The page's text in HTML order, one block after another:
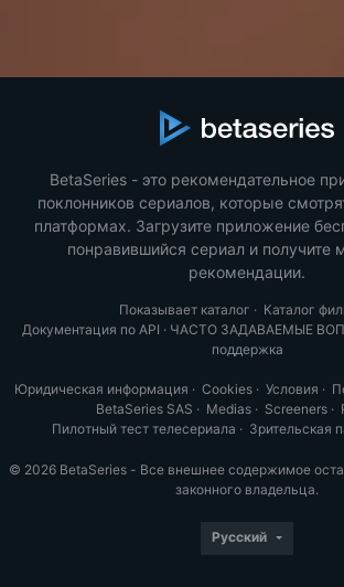
BetaSeries - это рекомендательное
поклонников сериалов, которые
платформах. Загрузите приложение
понравившийся сериал и получите
рекомендации.
Показывает каталог · Каталог
Документация по API · ЧАСТО ЗАДАВАЕМЫЕ
поддержка
Юридическая информация · Cookies· Условия ·
BetaSeries SAS · Medias· Screeners·
Пилотный тест телесериала · Зрительская
© 2026 BetaSeries - Все внешнее содержимое
законного владельца.
Русский